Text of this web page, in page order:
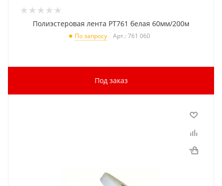
Полиэстеровая лента PT761 белая 60мм/200м
По запросу Арт.: 761 060
Под заказ